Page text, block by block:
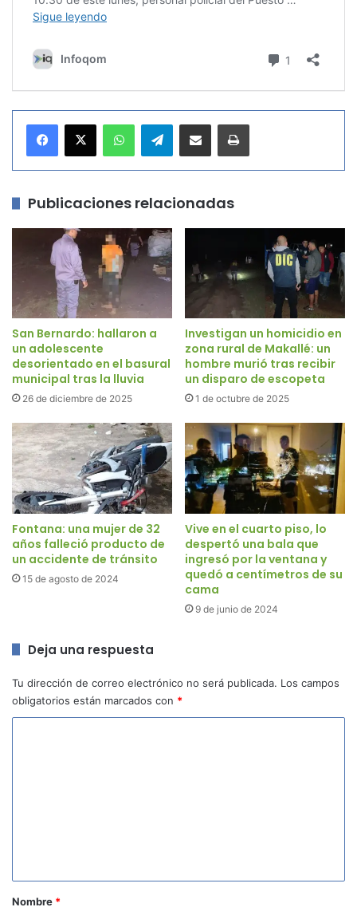
Telegram
Publicaciones relacionadas
San Bernardo: hallaron a
un adolescente
desorientado en el basural
municipal tras la lluvia
26 de diciembre de 2025
Investigan un homicidio en
zona rural de Makallé: un
hombre murió tras recibir
un disparo de escopeta
1 de octubre de 2025
Fontana: una mujer de 32
años falleció producto de
un accidente de tránsito
15 de agosto de 2024
Vive en el cuarto piso, lo
despertó una bala que
ingresó por la ventana y
quedó a centímetros de su
cama
9 de junio de 2024
Deja una respuesta
Tu dirección de correo electrónico no será publicada. Los campos
obligatorios están marcados con *
rNombre *